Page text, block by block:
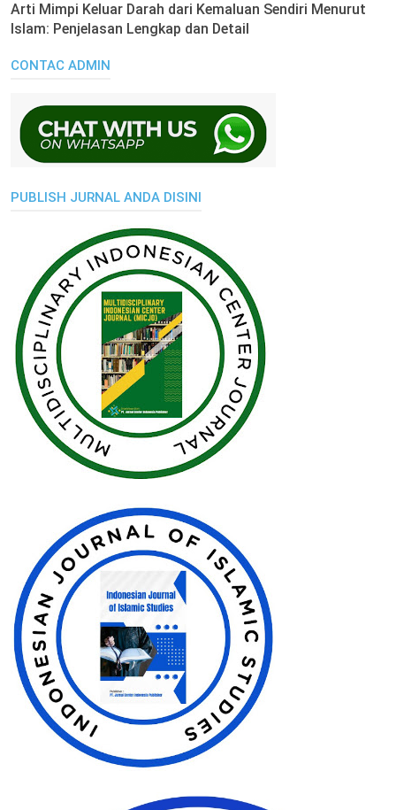
Arti Mimpi Keluar Darah dari Kemaluan Sendiri Menurut
Islam: Penjelasan Lengkap dan Detail
CONTAC ADMIN
PUBLISH JURNAL ANDA DISINI